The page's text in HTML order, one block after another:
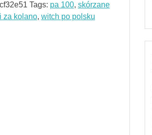
Tags: pa 100, skórzane
za kolano, witch po polsku